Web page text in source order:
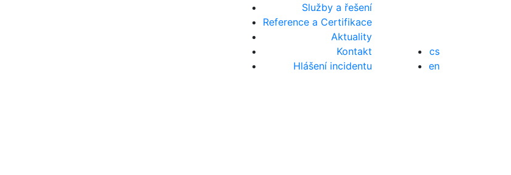
Služby a řešení
Reference a Certifikace
Aktuality
Kontakt
Hlášení incidentu
cs
en